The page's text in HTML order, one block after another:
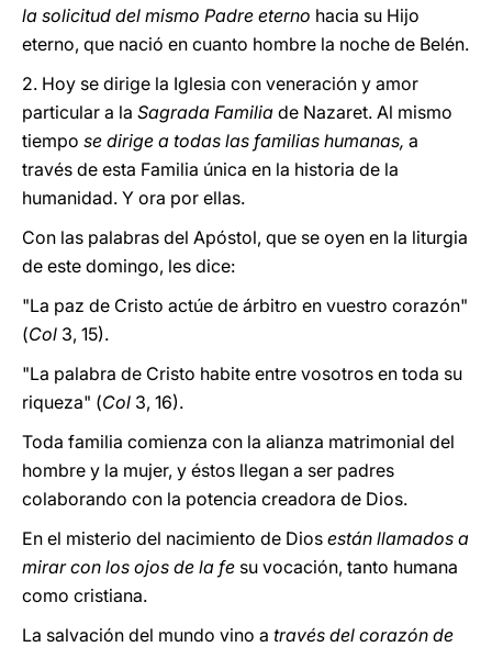
la solicitud del mismo Padre eterno hacia su Hijo
eterno, que nació en cuanto hombre la noche de Belén.
2. Hoy se dirige la Iglesia con veneración y amor
particular a la Sagrada Familia de Nazaret. Al mismo
tiempo se dirige a todas las familias humanas, a
través de esta Familia única en la historia de la
humanidad. Y ora por ellas.
Con las palabras del Apóstol, que se oyen en la liturgia
de este domingo, les dice:
"La paz de Cristo actúe de árbitro en vuestro corazón"
(Col 3, 15).
"La palabra de Cristo habite entre vosotros en toda su
riqueza" (Col 3, 16).
Toda familia comienza con la alianza matrimonial del
hombre y la mujer, y éstos llegan a ser padres
colaborando con la potencia creadora de Dios.
En el misterio del nacimiento de Dios están llamados a
mirar con los ojos de la fe su vocación, tanto humana
como cristiana.
La salvación del mundo vino a través del corazón de